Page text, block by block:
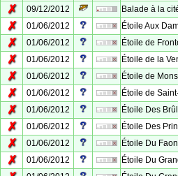
✗ 09/12/2012
Balade à la
✗ 01/06/2012
Étoile Aux
✗ 01/06/2012
Étoile de
✗ 01/06/2012
Étoile de la
✗ 01/06/2012
Étoile de
✗ 01/06/2012
Étoile de
✗ 01/06/2012
Étoile Des
✗ 01/06/2012
Étoile Des
✗ 01/06/2012
Étoile Du Faon
✗ 01/06/2012
Étoile Du